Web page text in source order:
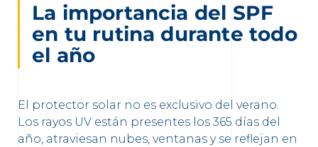
La importancia del SPF
en tu rutina durante todo
el año
El protector solar no es exclusivo del verano.
Los rayos UV están presentes los 365 días del
año, atraviesan nubes, ventanas y se reflejan en